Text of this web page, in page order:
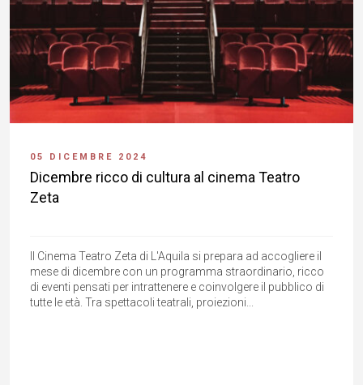
05 DICEMBRE 2024
Dicembre ricco di cultura al cinema Teatro
Zeta
Il Cinema Teatro Zeta di L'Aquila si prepara ad accogliere il
mese di dicembre con un programma straordinario, ricco
di eventi pensati per intrattenere e coinvolgere il pubblico di
tutte le età. Tra spettacoli teatrali, proiezioni...